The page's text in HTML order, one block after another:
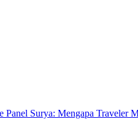
Panel Surya: Mengapa Traveler